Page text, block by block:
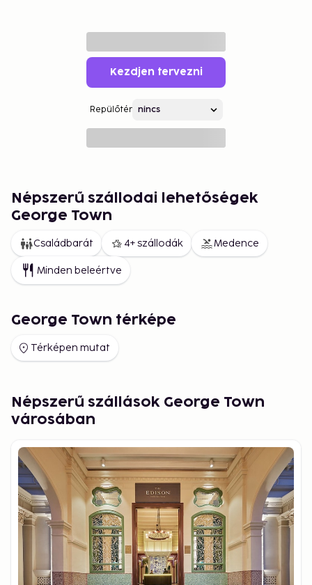
Kezdjen tervezni
Repülőtér
Népszerű szállodai lehetőségek
George Town
Családbarát 4+ szállodák Medence
Minden beleértve
George Town térképe
Térképen mutat
Népszerű szállások George Town
városában